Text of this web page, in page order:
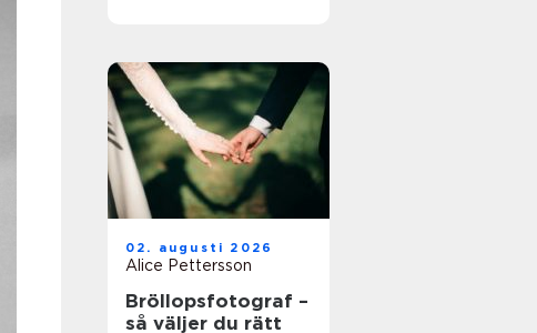
02. augusti 2026
Alice Pettersson
Bröllopsfotograf –
så väljer du rätt